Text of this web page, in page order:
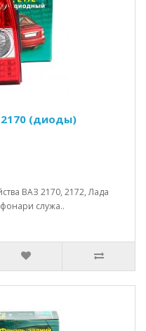
(диоды)
ВАЗ 2170, 2172, Лада
служа..